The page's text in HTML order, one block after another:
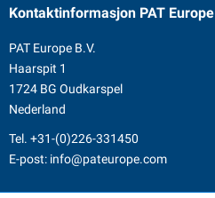
Kontaktinformasjon PAT Europe
PAT Europe B.V.
Haarspit 1
1724 BG Oudkarspel
Nederland
Tel. +31-(0)226-331450
E-post: info@pateurope.com